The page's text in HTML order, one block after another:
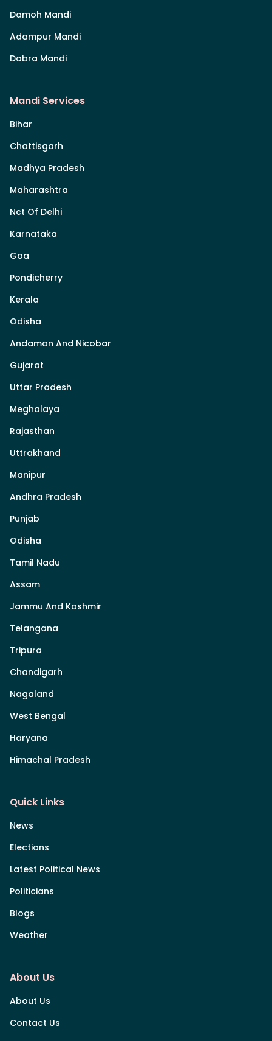
Damoh Mandi
Adampur Mandi
Dabra Mandi
Mandi Services
Bihar
Chattisgarh
Madhya Pradesh
Maharashtra
Nct Of Delhi
Karnataka
Goa
Pondicherry
Kerala
Odisha
Andaman And Nicobar
Gujarat
Uttar Pradesh
Meghalaya
Rajasthan
Uttrakhand
Manipur
Andhra Pradesh
Punjab
Odisha
Tamil Nadu
Assam
Jammu And Kashmir
Telangana
Tripura
Chandigarh
Nagaland
West Bengal
Haryana
Himachal Pradesh
Quick Links
News
Elections
Latest Political News
Politicians
Blogs
Weather
About Us
About Us
Contact Us